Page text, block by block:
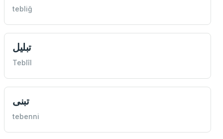
tebliğ
تبليل
Teblîl
تبنی
tebenni